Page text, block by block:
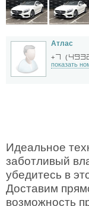
Атлас
+ (
показать
Идеальное
заботливый
убедитесь в
Доставим
возможность